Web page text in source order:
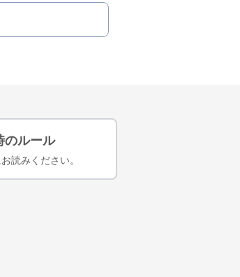
のルール
読みください。